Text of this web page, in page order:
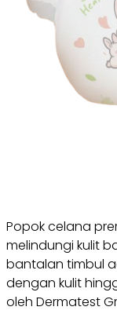
Popok celana
melindungi kulit
bantalan timbul
dengan kulit
oleh Dermatest